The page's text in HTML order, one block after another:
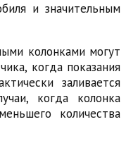
и значительным
колонками могут
когда показания
заливается
когда колонка
количества